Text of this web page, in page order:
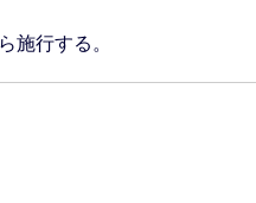
施行する。